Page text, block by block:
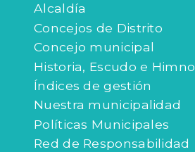
Alcaldía
Concejos de Distrito
Concejo municipal
Historia, Escudo e Himno
Índices de gestión
Nuestra municipalidad
Políticas Municipales
Red de Responsabilidad